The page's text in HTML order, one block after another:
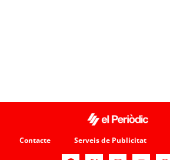
Contacte Serveis de Publicitat